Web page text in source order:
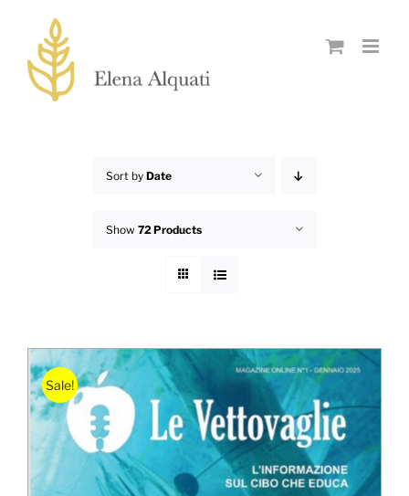
content
Sort by Date
Show 72 Products
Sale!